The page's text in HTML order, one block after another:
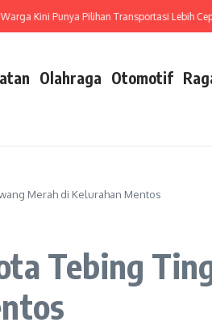
Punya Pilihan Transportasi Lebih Cepat
Olahraga Otomotif
Merah di Kelurahan Mentos
Tebing